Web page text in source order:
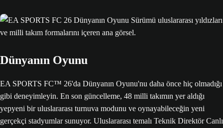
Dünyanın Oyunu
EA SPORTS FC™ 26'da Dünyanın Oyunu'nu daha önce hiç olmadığı
gibi deneyimleyin. En son güncelleme, 48 milli takımın yer aldığı
yepyeni bir uluslararası turnuva modunu ve oynayabileceğin yeni
gerçekçi stadyumlar sunuyor. Uluslararası temalı Teknik Direktör Canlı